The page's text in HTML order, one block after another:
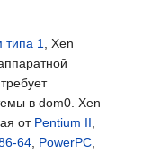
типа 1, Xen
в dom0. Xen
от Pentium II,
64, PowerPC,